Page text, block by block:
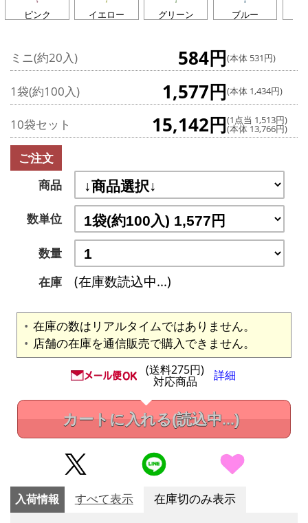
ピンク イエロー グリーン ブルー
ミニ(約20入) 584円(本体 531円)
1袋(約100入) 1,577円(本体 1,434円)
10袋セット 15,142円(1点当 1,513円)
(本体 13,766円)
ご注文
商品
数単位
数量
在庫
(在庫数読込中...)
在庫の数はリアルタイムではありません。
店舗の在庫を通信販売で購入できません。
(送料275円)
対応商品 詳細
カートに入れる(読込中...)
入荷情報 すべて表示 在庫切のみ表示